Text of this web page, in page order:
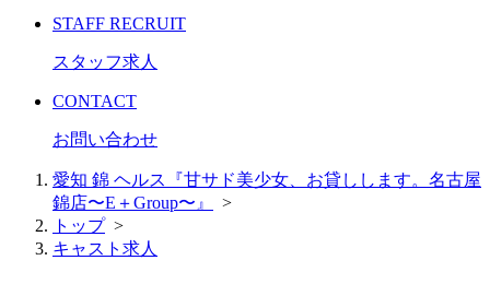
STAFF RECRUIT
スタッフ求人
CONTACT
お問い合わせ
愛知 錦 ヘルス『甘サド美少女、お貸しします。名古屋
錦店〜E＋Group〜』
>
トップ >
キャスト求人